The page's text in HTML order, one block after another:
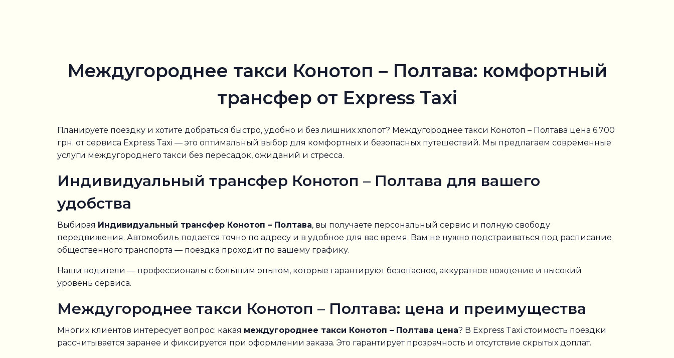
Междугороднее такси Конотоп – Полтава: комфортный
трансфер от Express Taxi
Планируете поездку и хотите добраться быстро, удобно и без лишних хлопот? Междугороднее такси Конотоп – Полтава цена 6.700
грн. от сервиса Express Taxi — это оптимальный выбор для комфортных и безопасных путешествий. Мы предлагаем современные
услуги междугороднего такси без пересадок, ожиданий и стресса.
Индивидуальный трансфер Конотоп – Полтава для вашего
удобства
Выбирая Индивидуальный трансфер Конотоп – Полтава, вы получаете персональный сервис и полную свободу
передвижения. Автомобиль подается точно по адресу и в удобное для вас время. Вам не нужно подстраиваться под расписание
общественного транспорта — поездка проходит по вашему графику.
Наши водители — профессионалы с большим опытом, которые гарантируют безопасное, аккуратное вождение и высокий
уровень сервиса.
Междугороднее такси Конотоп – Полтава: цена и преимущества
Многих клиентов интересует вопрос: какая междугороднее такси Конотоп – Полтава цена? В Express Taxi стоимость поездки
рассчитывается заранее и фиксируется при оформлении заказа. Это гарантирует прозрачность и отсутствие скрытых доплат.